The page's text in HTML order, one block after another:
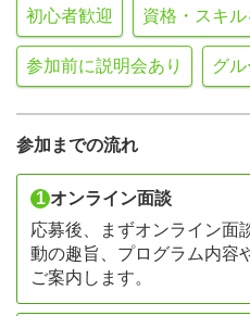
初心者歓迎 資格・スキ
参加前に説明会あり グ
参加までの流れ
1 オンライン面談
応募後、まずオンライン面
動の趣旨、プログラム内容
ご案内します。